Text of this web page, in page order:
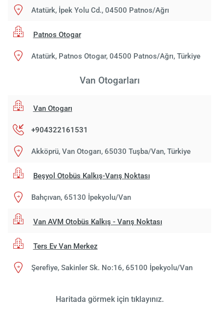
Atatürk, İpek Yolu Cd., 04500 Patnos/Ağrı
Patnos Otogar
Atatürk, Patnos Otogar, 04500 Patnos/Ağrı, Türkiye
Van Otogarları
Van Otogarı
+904322161531
Akköprü, Van Otogarı, 65030 Tuşba/Van, Türkiye
Beşyol Otobüs Kalkış-Varış Noktası
Bahçıvan, 65130 İpekyolu/Van
Van AVM Otobüs Kalkış - Varış Noktası
Ters Ev Van Merkez
Şerefiye, Sakinler Sk. No:16, 65100 İpekyolu/Van
Haritada görmek için tıklayınız.